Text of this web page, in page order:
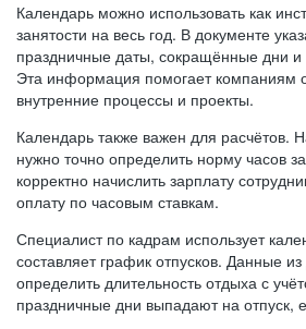
Календарь можно использовать как
занятости на весь год. В документе
праздничные даты, сокращённые дни
Эта информация помогает компаниям
внутренние процессы и проекты.
Календарь также важен для расчётов.
нужно точно определить норму часов
корректно начислить зарплату
оплату по часовым ставкам.
Специалист по кадрам использует
составляет график отпусков. Данные
определить длительность отдыха с
праздничные дни выпадают на отпуск,